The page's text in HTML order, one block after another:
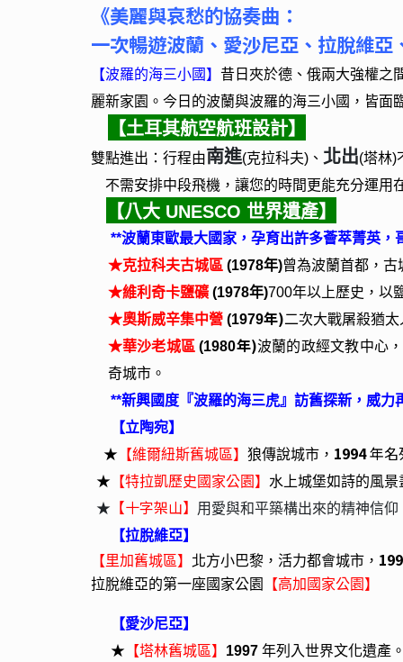
《美麗與哀愁的協奏曲：
一次暢遊波蘭、愛沙尼亞、拉脫維亞
【波羅的海三小國】 昔日夾於德、俄兩大強權之
麗新家園。今日的波蘭與波羅的海三小國，皆
【土耳其航空航班設計】
雙點進出：行程由南進(克拉科夫)、 北出(塔林)
不需安排中段飛機，讓您的時間更能充分運用
【八大 UNESCO 世界遺產】
**波蘭東歐最大國家，孕育出許多薈萃菁英，
★克拉科夫古城區 (1978年)曾為波蘭首都，古
★維利奇卡鹽礦(1978年)700年以上歷史，以
★奧斯威辛集中營(1979年)二次大戰屠殺猶
★華沙老城區 (1980年)波蘭的政經文教中心
奇城市。
**新興國度『波羅的海三虎』訪舊探新，威力
【立陶宛】
★ 【維爾紐斯舊城區】 狼傳說城市， 1994年名
★ 【特拉凱歷史國家公園】 水上城堡如詩的風景
★
【十字架山】
用愛與和平築構出來的精神信仰
【拉脫維亞】
【里加舊城區】 北方小巴黎，活力都會城市，
拉脫維亞的第一座國家公園 【高加國家公園】
【愛沙尼亞】
★ 【塔林舊城區】 1997 年列入世界文化遺產